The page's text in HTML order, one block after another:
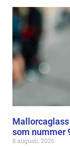
som nummer
8 augusti, 2026